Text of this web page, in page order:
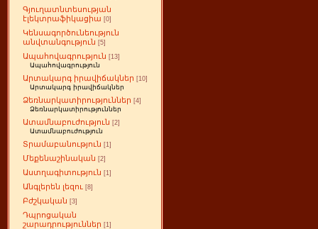
Գյուղատնտեսության
էլեկտրաֆիկացիա [0]
Կենսագործունեություն
անվտանգություն [5]
Ապահովագրություն [13]
Ապահովագրություն
Արտակարգ իրավիճակներ [10]
Արտակարգ իրավիճակներ
Ձեռնարկատիրություններ [4]
Ձեռնարկատիրություններ
Ատամնաբուժություն [2]
Ատամնաբուժություն
Տրամաբանություն [1]
Մեքենաշինական [2]
Աստղագիտություն [1]
Անգլերեն լեզու [8]
Բժշկական [3]
Դպրոցական
շարադրություններ [1]